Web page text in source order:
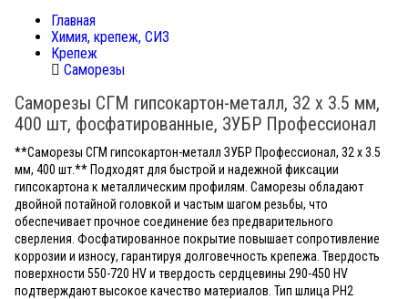
Главная
Химия, крепеж, СИЗ
Крепеж
Саморезы
Саморезы СГМ гипсокартон-металл, 32 х 3.5 мм,
400 шт, фосфатированные, ЗУБР Профессионал
**Саморезы СГМ гипсокартон-металл ЗУБР Профессионал, 32 x 3.5
мм, 400 шт.** Подходят для быстрой и надежной фиксации
гипсокартона к металлическим профилям. Саморезы обладают
двойной потайной головкой и частым шагом резьбы, что
обеспечивает прочное соединение без предварительного
сверления. Фосфатированное покрытие повышает сопротивление
коррозии и износу, гарантируя долговечность крепежа. Твердость
поверхности 550-720 HV и твердость сердцевины 290-450 HV
подтверждают высокое качество материалов. Тип шлица PH2